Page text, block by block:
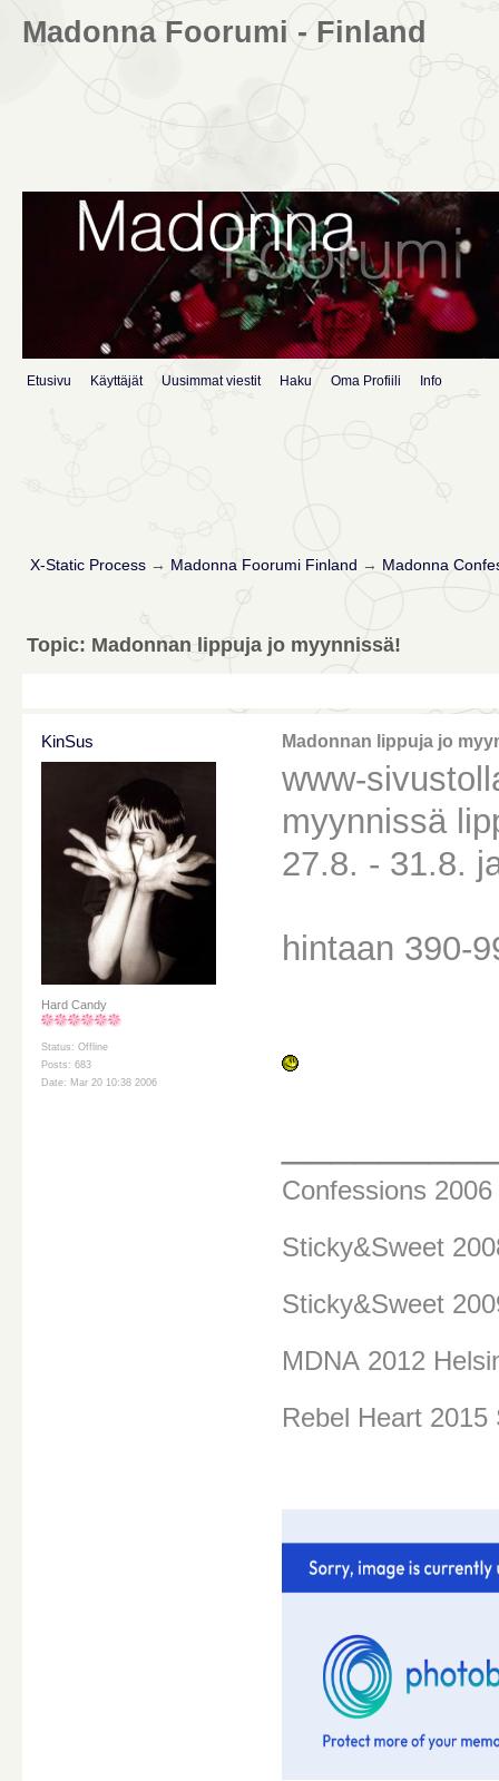
Madonna Foorumi - Finland
Etusivu Käyttäjät Uusimmat viestit Haku Oma Profiili Info
X-Static Process→ Madonna Foorumi Finland → Madonna
Topic: Madonnan lippuja jo myynnissä!
KinSus
Hard Candy
Status: Offline
Posts: 683
Date: Mar 20 10:38 2006
Madonnan lippuja jo
www-
myynnissä
27.8. - 31.8.
hintaan 390-
Confessions
Sticky&Sweet
Sticky&Sweet
MDNA 2012
Rebel Heart 2015